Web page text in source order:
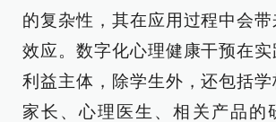
的复杂性，其在应用过程中会
效应。数字化心理健康干预在
利益主体，除学生外，还包括
家长、心理医生、相关产品的